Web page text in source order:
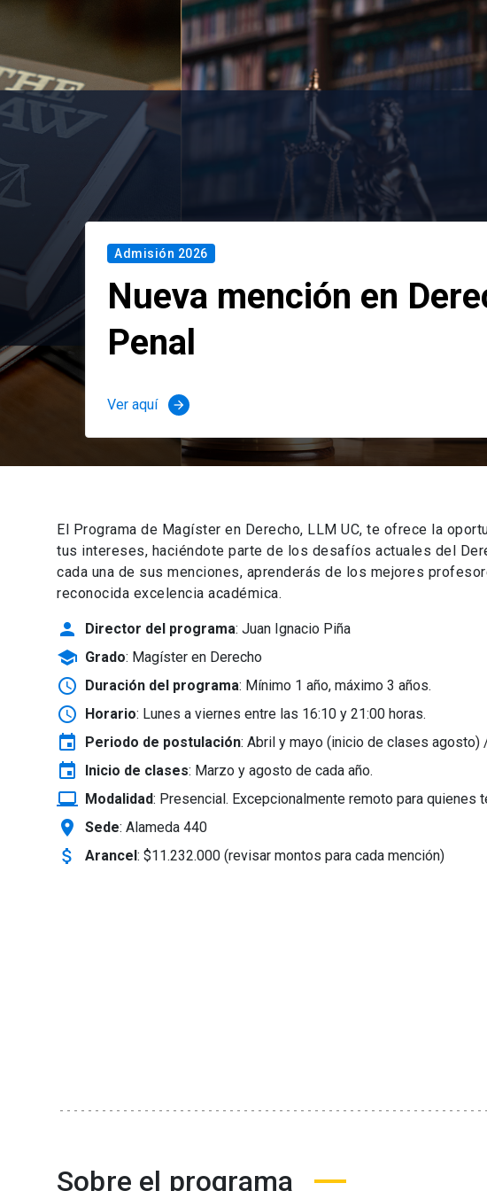
Admisión 2026
Nueva mención en
Penal
Ver aquí arrow_forward
El Programa de Magíster en Derecho, LLM UC, te ofrece la
tus intereses, haciéndote parte de los desafíos actuales del
cada una de sus menciones, aprenderás de los mejores
reconocida excelencia académica.
person Director del programa: Juan Ignacio Piña
school Grado: Magíster en Derecho
schedule Duración del programa: Mínimo 1 año, máximo 3 años.
schedule Horario: Lunes a viernes entre las 16:10 y 21:00 horas.
event Periodo de postulación: Abril y mayo (inicio de clases agosto)
event Inicio de clases: Marzo y agosto de cada año.
laptop_windows Modalidad: Presencial. Excepcionalmente remoto para quienes
location_on Sede: Alameda 440
attach_money Arancel: $11.232.000 (revisar montos para cada mención)
Sobre el programa